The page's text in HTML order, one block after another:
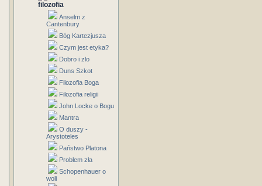
filozofia
Anselm z
Cantenbury
Bóg Kartezjusza
Czym jest etyka?
Dobro i zlo
Duns Szkot
Filozofia Boga
Filozofia religii
John Locke o Bogu
Mantra
O duszy -
Arystoteles
Państwo Platona
Problem zła
Schopenhauer o
woli